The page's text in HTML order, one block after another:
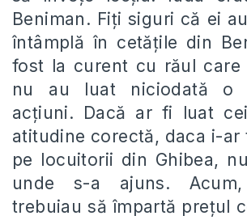
Beniman. Fiți siguri că ei
întâmplă în cetățile din
fost la curent cu răul care
nu au luat niciodată o
acțiuni. Dacă ar fi luat
atitudine corectă, daca i-
pe locuitorii din Ghibea,
unde s-a ajuns. Acum,
trebuiau să împartă prețul